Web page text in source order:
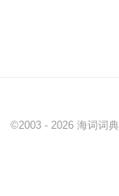
©2003 - 2026 海词词典